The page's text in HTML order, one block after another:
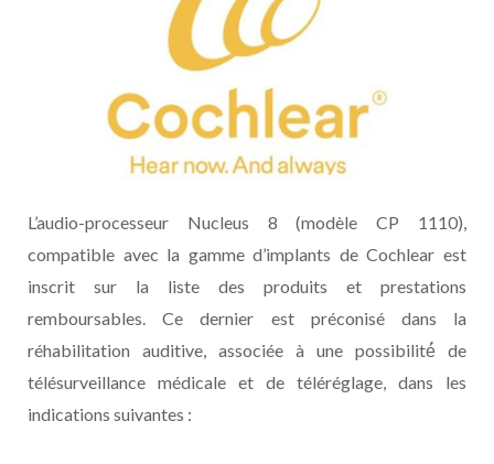
L’audio-processeur Nucleus 8 (modèle CP 1110),
compatible avec la gamme d’implants de Cochlear est
inscrit sur la liste des produits et prestations
remboursables. Ce dernier est préconisé dans la
réhabilitation auditive, associée à une possibilité́ de
télésurveillance médicale et de téléréglage, dans les
indications suivantes :